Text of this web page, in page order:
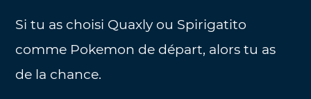
Si tu as choisi Quaxly ou Spirigatito
comme Pokemon de départ, alors tu as
de la chance.